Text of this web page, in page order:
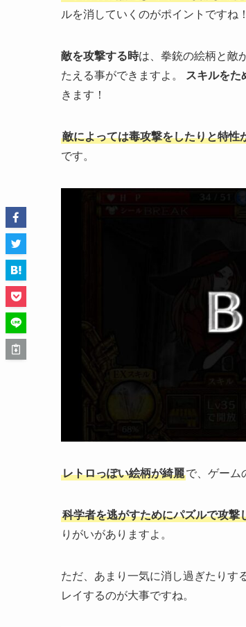
ルを消していくのがポイントですね！
敵を攻撃する時は、拳銃の絵柄と敵
たえる事ができますよ。
スキルをた
きます！
敵によっては毒攻撃をしたりと特性
です。
レトロっぽい絵柄が綺麗で、ゲーム
科学者を逃がすためにパズルで攻撃
りがいがありますよ。
ただ、あまり一気に消し過ぎたりす
レイするのが大事ですね。